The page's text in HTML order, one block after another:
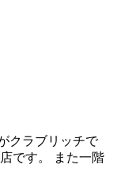
クラブリッチで
です。 また一階